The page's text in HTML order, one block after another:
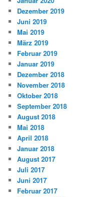
Dezember 2019
Juni 2019
Mai 2019
März 2019
Februar 2019
Januar 2019
Dezember 2018
November 2018
Oktober 2018
September 2018
August 2018
Mai 2018
April 2018
Januar 2018
August 2017
Juli 2017
Juni 2017
Februar 2017